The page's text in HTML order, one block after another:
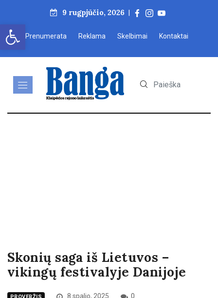
Open toolbar
9 rugpjūčio, 2026 |
Prenumerata Reklama Skelbimai Kontaktai
Skonių saga iš Lietuvos –
vikingų festivalyje Danijoje
8 spalio, 2025 0